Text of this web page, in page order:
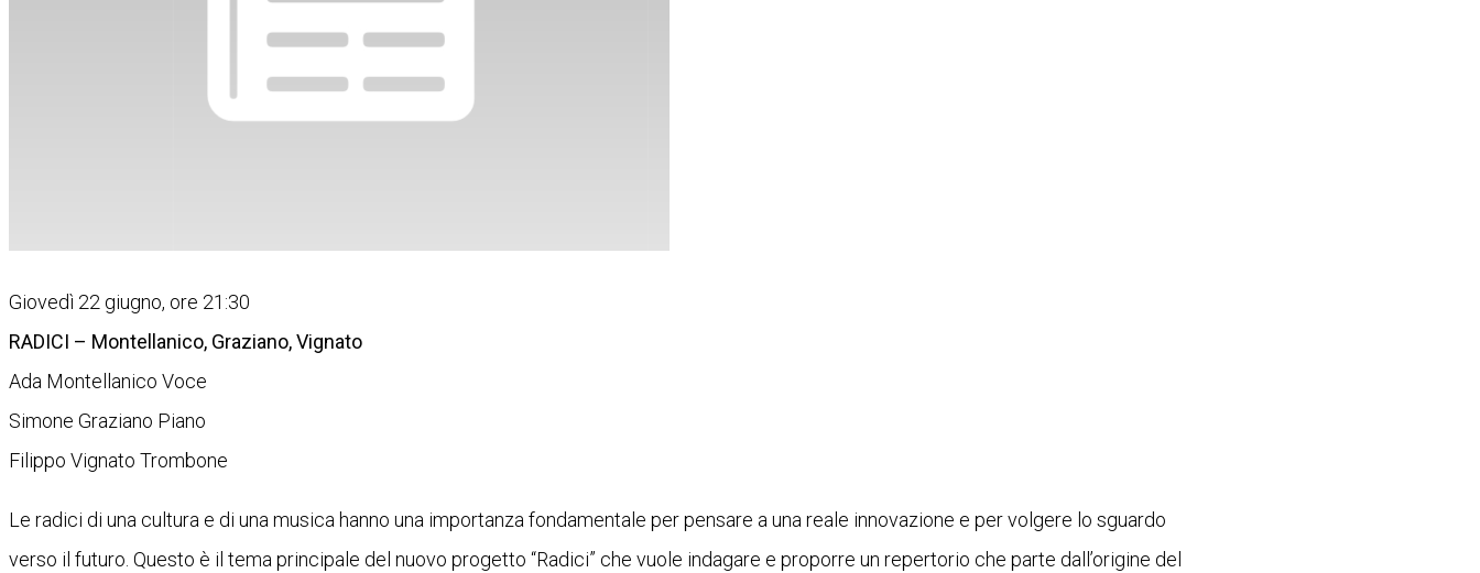
Giovedì 22 giugno, ore 21:30
RADICI – Montellanico, Graziano, Vignato
Ada Montellanico Voce
Simone Graziano Piano
Filippo Vignato Trombone
Le radici di una cultura e di una musica hanno una importanza fondamentale per pensare a una reale innovazione e per volgere lo sguardo
verso il futuro. Questo è il tema principale del nuovo progetto “Radici” che vuole indagare e proporre un repertorio che parte dall’origine del